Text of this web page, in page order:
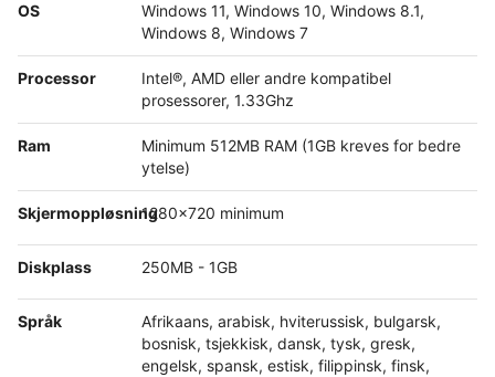
OS
Windows 11, Windows 10, Windows 8.1,
Windows 8, Windows 7
Processor
Intel®, AMD eller andre kompatibel
prosessorer, 1.33Ghz
Ram
Minimum 512MB RAM (1GB kreves for bedre
ytelse)
Skjermoppløsning1280x720 minimum
Diskplass 250MB - 1GB
Språk
Afrikaans, arabisk, hviterussisk, bulgarsk,
bosnisk, tsjekkisk, dansk, tysk, gresk,
engelsk, spansk, estisk, filippinsk, finsk,